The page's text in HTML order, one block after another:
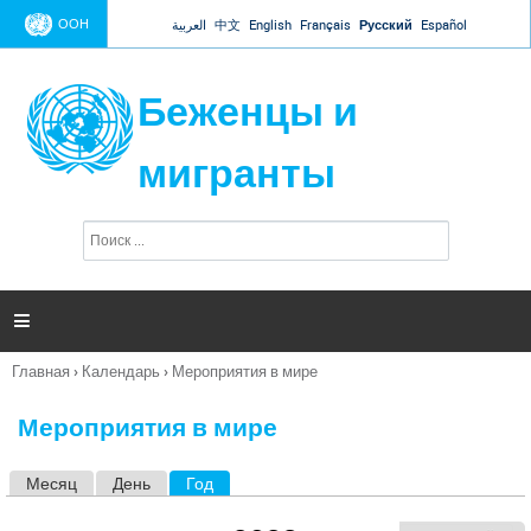
Jump to navigation
ООН العربية 中文 English Français Русский Español
Беженцы и
мигранты
п
и

Вы
Главная › Календарь › Мероприятия в мире
Мероприятия в мире
Месяц День Год